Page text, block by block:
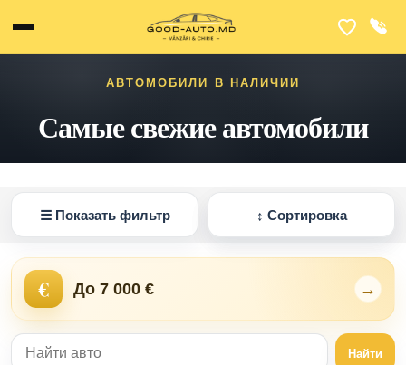
АВТОМОБИЛИ В НАЛИЧИИ
Самые свежие автомобили
☰ Показать фильтр ↕ Сортировка
€ До 7 000 € →
Найти